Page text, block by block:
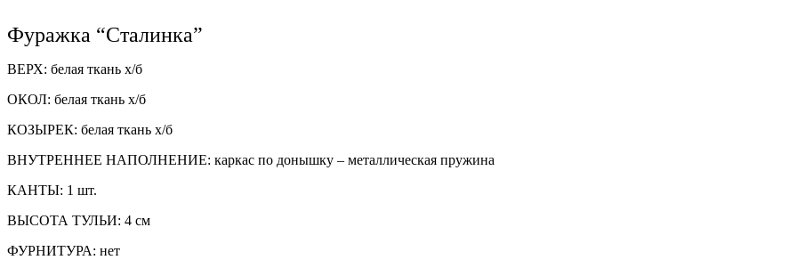
Фуражка “Сталинка”
ВЕРХ: белая ткань х/б
ОКОЛ: белая ткань х/б
КОЗЫРЕК: белая ткань х/б
ВНУТРЕННЕЕ НАПОЛНЕНИЕ: каркас по донышку – металлическая пружина
КАНТЫ: 1 шт.
ВЫСОТА ТУЛЬИ: 4 см
ФУРНИТУРА: нет